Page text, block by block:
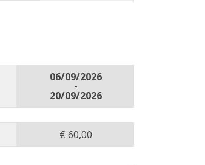
06/09/2026
-
20/09/2026
€ 60,00